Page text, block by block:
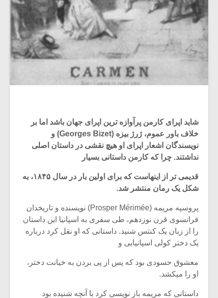
شاید اپرای کارمن پرآوازه ترین اپرای جهان باشد اما بر
خلاف باور عموم، ژرژ بیزه (Georges Bizet) و
نویسندگان اشعار اپرای او هیچ نقشی در داستان اصلی
نداشتند. چرا که کارمن داستانی بسیار
قدیمی تر از اینهاست که برای اولین بار در سال ۱۸۴۵، به
شکل یک رمان منتشر شد.
پروسپه مریمه (Prosper Mérimée) نویسنده و تاریخدان
فرانسوی قرن نوزدهم، طی سفری به اسپانیا این داستان
را از زبان یک کنتس شنید. داستانی که او نقل کرد درباره
یک دختر کولی اسپانیایی و
معشوق حسودی بود که پس از پی بردن به خیانت دختر،
او را میکشد.
داستانی که مریمه باز نویسی کرد با آنچه شنیده بود
میکلوش روژا موریس ژار